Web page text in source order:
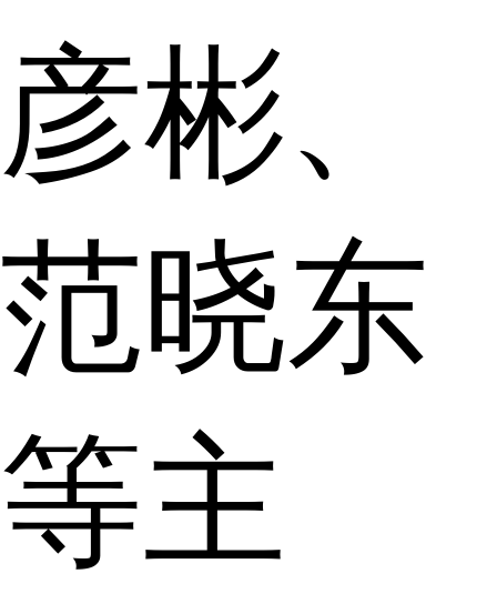
彦彬、
范晓东
等主